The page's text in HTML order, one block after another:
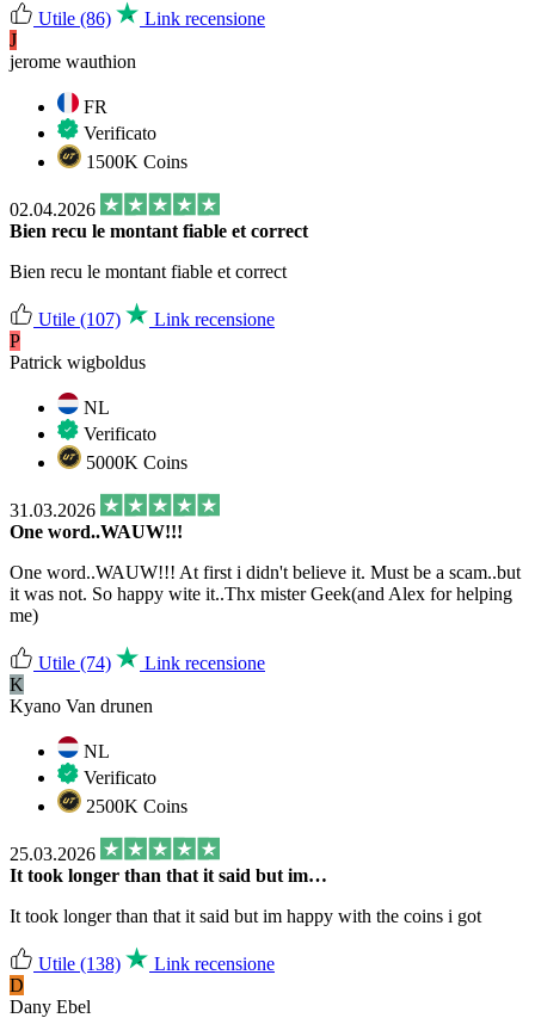
Utile (86)
Link recensione
J
jerome wauthion
FR
Verificato
1500K Coins
02.04.2026
Bien recu le montant fiable et correct
Bien recu le montant fiable et correct
Utile (107)
Link recensione
P
Patrick wigboldus
NL
Verificato
5000K Coins
31.03.2026
One word..WAUW!!!
One word..WAUW!!! At first i didn't believe it. Must be a scam..but
it was not. So happy wite it..Thx mister Geek(and Alex for helping
me)
Utile (74)
Link recensione
K
Kyano Van drunen
NL
Verificato
2500K Coins
25.03.2026
It took longer than that it said but im…
It took longer than that it said but im happy with the coins i got
Utile (138)
Link recensione
D
Dany Ebel